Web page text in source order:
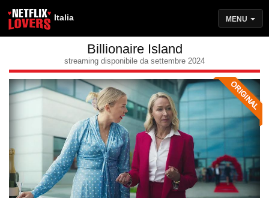
Italia MENU
Billionaire Island
streaming disponibile da settembre 2024